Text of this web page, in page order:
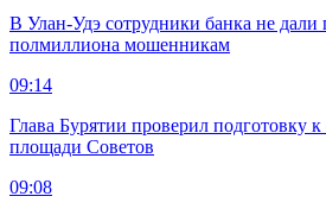
В Улан-Удэ сотрудники банка не дали
полмиллиона мошенникам
09:14
Глава Бурятии проверил подготовку
площади Советов
09:08